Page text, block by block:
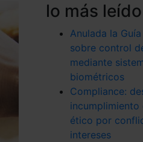
lo más leído
Anulada la
sobre control
mediante
biométricos
Compliance:
ético por
intereses